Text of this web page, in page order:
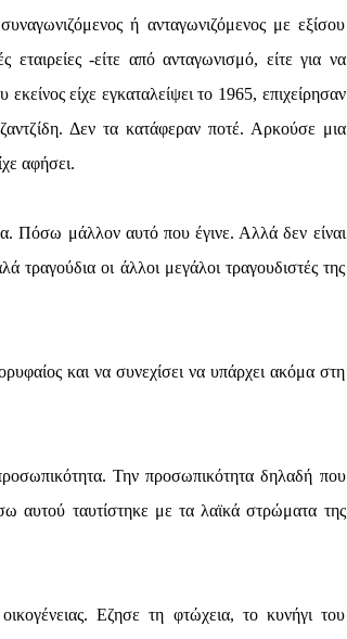
ή ανταγωνιζόμενος με εξίσου
εταιρείες -είτε από ανταγωνισμό, είτε για να
είχε εγκαταλείψει το 1965, επιχείρησαν
Δεν τα κατάφεραν ποτέ. Αρκούσε μια
αφήσει.
Πόσω μάλλον αυτό που έγινε. Αλλά δεν είναι
τραγούδια οι άλλοι μεγάλοι τραγουδιστές της
και να συνεχίσει να υπάρχει ακόμα στη
Την προσωπικότητα δηλαδή που
αυτού ταυτίστηκε με τα λαϊκά στρώματα της
Εζησε τη φτώχεια, το κυνήγι του